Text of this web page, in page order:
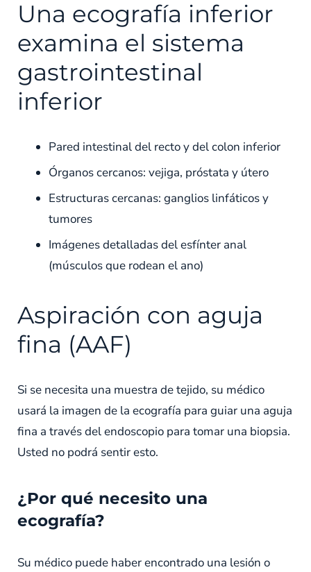
Una ecografía inferior
examina el sistema
gastrointestinal
inferior
Pared intestinal del recto y del colon inferior
Órganos cercanos: vejiga, próstata y útero
Estructuras cercanas: ganglios linfáticos y
tumores
Imágenes detalladas del esfínter anal
(músculos que rodean el ano)
Aspiración con aguja
fina (AAF)
Si se necesita una muestra de tejido, su médico
usará la imagen de la ecografía para guiar una aguja
fina a través del endoscopio para tomar una biopsia.
Usted no podrá sentir esto.
¿Por qué necesito una
ecografía?
Su médico puede haber encontrado una lesión o